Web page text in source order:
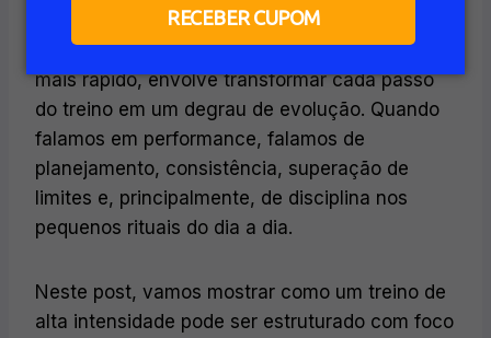
RECEBER CUPOM
Bater um recorde pessoal em uma maratona
vai muito além de cruzar a linha de chegada
mais rápido, envolve transformar cada passo
do treino em um degrau de evolução. Quando
falamos em performance, falamos de
planejamento, consistência, superação de
limites e, principalmente, de disciplina nos
pequenos rituais do dia a dia.
Neste post, vamos mostrar como um treino de
alta intensidade pode ser estruturado com foco